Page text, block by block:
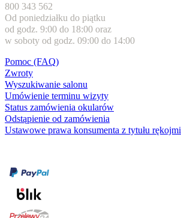
800 343 562
Od poniedziałku do piątku
od godz. 9:00 do 18:00 oraz
w soboty od godz. 09:00 do 14:00
Pomoc (FAQ)
Zwroty
Wyszukiwanie salonu
Umówienie terminu wizyty
Status zamówienia okularów
Odstąpienie od zamówienia
Ustawowe prawa konsumenta z tytułu rękojmi